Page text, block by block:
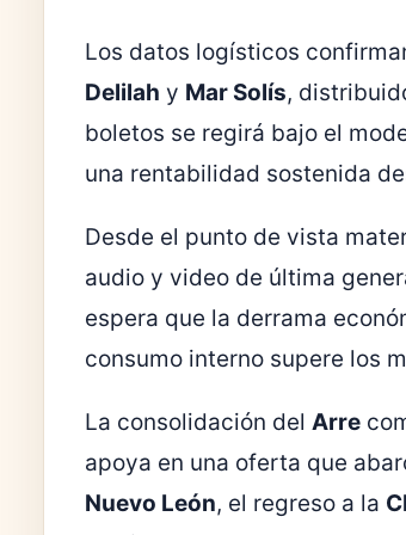
Los datos logísticos
Delilah y Mar Solís,
boletos se regirá bajo el
una rentabilidad sostenida
Desde el punto de vista
audio y video de última
espera que la derrama
consumo interno supere los
La consolidación del Arre
apoya en una oferta que
Nuevo León, el regreso a la